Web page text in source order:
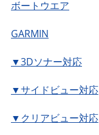
ボートウエア
GARMIN
▼3Dソナー対応
▼サイドビュー対応
▼クリアビュー対応